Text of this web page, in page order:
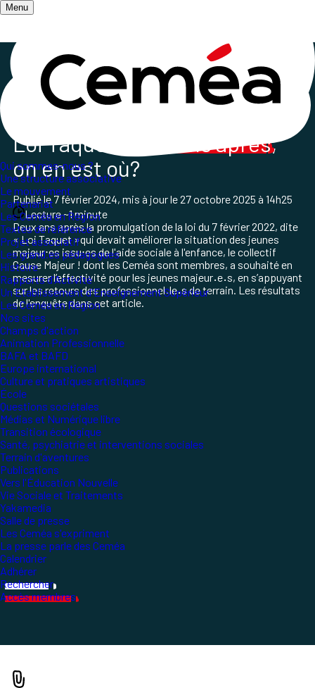
Menu
Qui sommes-nous ?
Une structure associative
Le mouvement
Partenariat
Les Ceméa en Région
Textes de référence
Projet associatif
Les grand.es pédagogues
Histoire
Rapports d'Activité
Un Etablissement d'Enseignement Supérieur
Les Ceméa en Région
Nos sites
Champs d'action
Animation Professionnelle
BAFA et BAFD
Europe international
Culture et pratiques artistiques
École
Questions sociétales
Médias et Numérique libre
Transition écologique
Santé, psychiatrie et interventions sociales
Terrain d'aventures
Publications
Vers l'Éducation Nouvelle
Vie Sociale et Traitements
Yakamedia
Salle de presse
Les Ceméa s'expriment
La presse parle des Ceméa
Calendrier
Adhérer
Rechercher
Accès membres
Accueil/
Les champs d'action
Santé, Psychiatrie et Interventions sociales
Loi Taquet deux ans après promulgation
Loi Taquet, deux ans après,
on en est où?
Publié le7 février 2024, mis à jour le27 octobre 2025 à 14h25
Lecture ~1 minute
Deux ans après la promulgation de la loi du 7 février 2022, dite
« Loi Taquet »qui devait améliorer la situation des jeunes
majeur⋅es issu⋅es de l'aide sociale à l'enfance, le collectif
Cause Majeur ! dont les Ceméa sont membres, a souhaité en
mesurer l’effectivité pour les jeunes majeur·e·s, en s’appuyant
sur les retours des professionnel·le·s de terrain. Les résultats
de l'enquête dans cet article.